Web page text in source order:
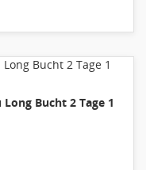
Bucht 2 Tage 1